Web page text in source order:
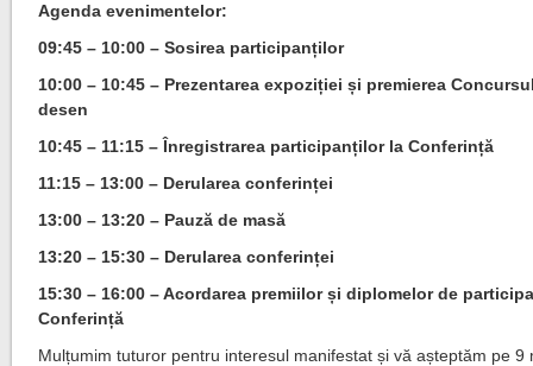
Agenda evenimentelor:
09:45 – 10:00 – Sosirea participanților
10:00 – 10:45 – Prezentarea expoziției și premierea
desen
10:45 – 11:15 – Înregistrarea participanților la Conferință
11:15 – 13:00 – Derularea conferinței
13:00 – 13:20 – Pauză de masă
13:20 – 15:30 – Derularea conferinței
15:30 – 16:00 – Acordarea premiilor și diplomelor de
Conferință
Mulțumim tuturor pentru interesul manifestat și vă așteptăm pe 9